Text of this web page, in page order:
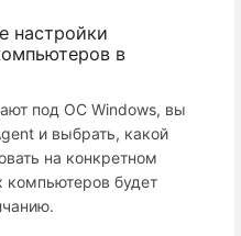
настройки
в
под ОС Windows, вы
и выбрать, какой
на конкретном
компьютеров будет